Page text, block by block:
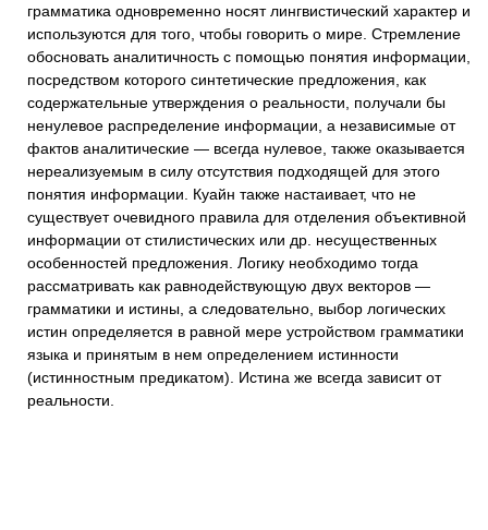
грамматика одновременно носят лингвистический характер и
используются для того, чтобы говорить о мире. Стремление
обосновать аналитичность с помощью понятия информации,
посредством которого синтетические предложения, как
содержательные утверждения о реальности, получали бы
ненулевое распределение информации, а независимые от
фактов аналитические — всегда нулевое, также оказывается
нереализуемым в силу отсутствия подходящей для этого
понятия информации. Куайн также настаивает, что не
существует очевидного правила для отделения объективной
информации от стилистических или др. несущественных
особенностей предложения. Логику необходимо тогда
рассматривать как равнодействующую двух векторов —
грамматики и истины, а следовательно, выбор логических
истин определяется в равной мере устройством грамматики
языка и принятым в нем определением истинности
(истинностным предикатом). Истина же всегда зависит от
реальности.